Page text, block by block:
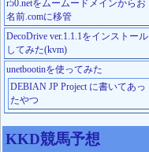
r50.netをムームードメインからお
名前.comに移管
DecoDrive ver.1.1.1をインストール
してみた(kvm)
unetbootinを使ってみた
DEBIAN JP Project に書いてあっ
たやつ
KKD競馬予想